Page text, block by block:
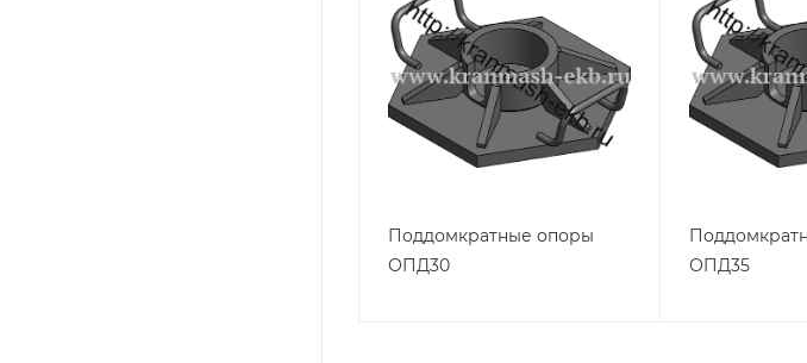
Поддомкратные опоры
ОПД30
ОПД35